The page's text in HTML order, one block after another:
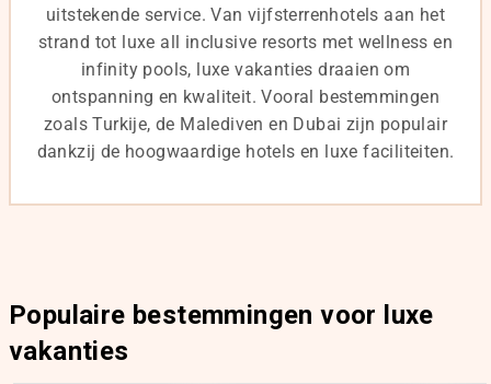
uitstekende service. Van vijfsterrenhotels aan het
strand tot luxe all inclusive resorts met wellness en
infinity pools, luxe vakanties draaien om
ontspanning en kwaliteit. Vooral bestemmingen
zoals Turkije, de Malediven en Dubai zijn populair
dankzij de hoogwaardige hotels en luxe faciliteiten.
Populaire bestemmingen voor luxe
vakanties